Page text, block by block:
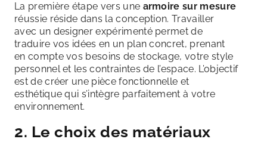
La première étape vers une armoire sur mesure
réussie réside dans la conception. Travailler
avec un designer expérimenté permet de
traduire vos idées en un plan concret, prenant
en compte vos besoins de stockage, votre style
personnel et les contraintes de l’espace. L’objectif
est de créer une pièce fonctionnelle et
esthétique qui s’intègre parfaitement à votre
environnement.
2. Le choix des matériaux